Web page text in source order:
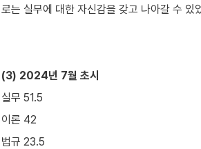
로는 실무에 대한 자신감을 갖고 나아갈 수 있
(3) 2024년 7월 초시
실무 51.5
이론 42
법규 23.5